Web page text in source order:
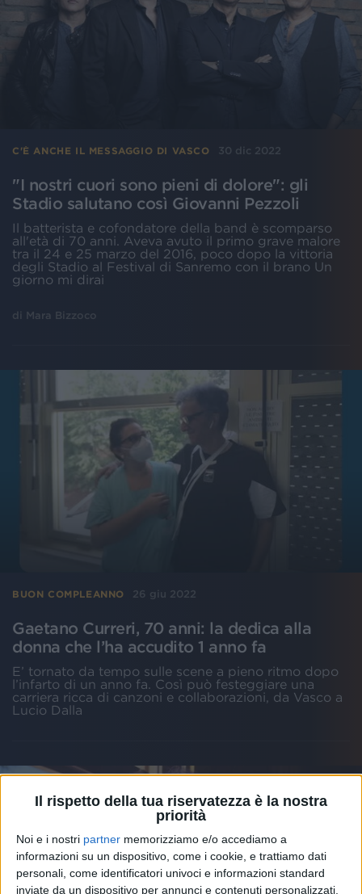
Il rispetto della tua riservatezza è la nostra
priorità
Noi e i nostri partner memorizziamo e/o accediamo a
informazioni su un dispositivo, come i cookie, e trattiamo dati
personali, come identificatori univoci e informazioni standard
inviate da un dispositivo per annunci e contenuti personalizzati,
C'È ANCHE IL MESSAGGIO DI VASCO 30 dic 2022
"I nostri cuori sono pieni di dolore": gli
Stadio salutano così Giovanni Pezzoli
Il batterista e cofondatore della band è scomparso
all'età di 70 anni. Aveva avuto il primo grave malore
tra il 24 e 25 marzo del 2016, poco dopo la vittoria
degli Stadio al Festival di Sanremo con il brano Un
giorno mi dirai
di Mara Bizzoco
BUON COMPLEANNO 26 giu 2022
Gaetano Curreri, 70 anni: la dedica alla
donna che l’ha accudito 1 anno fa
E’ tornato da tempo sulle scene a pieno ritmo dopo
l’infarto di un anno fa. Così può festeggiare una
carriera ricca di canzoni e collaborazioni, da Vasco a
Lucio Dalla